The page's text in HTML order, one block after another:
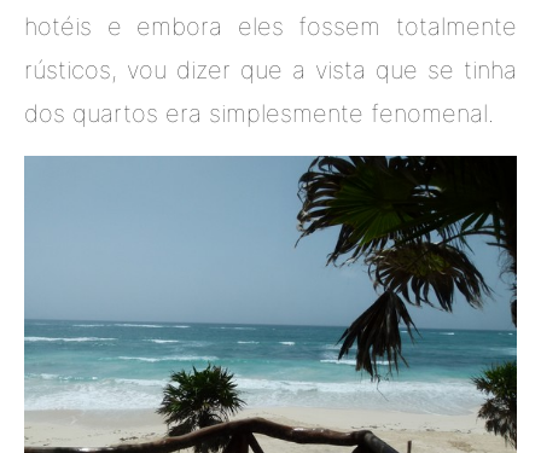
hotéis e embora eles fossem totalmente
rústicos, vou dizer que a vista que se tinha
dos quartos era simplesmente fenomenal.